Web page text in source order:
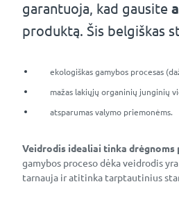
garantuoja, kad gausite
produktą. Šis belgiškas
ekologiškas gamybos procesas
mažas lakiųjų organinių junginių
atsparumas valymo priemonėms.
Veidrodis idealiai tinka drėgnoms
gamybos proceso dėka veidrodis yra
tarnauja ir atitinka tarptautinius